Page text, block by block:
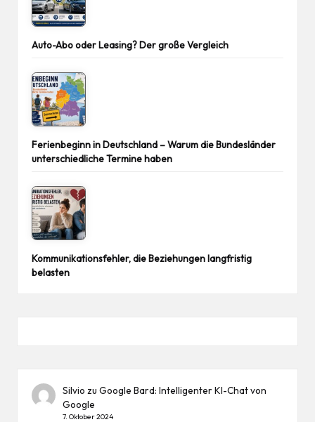
Auto-Abo oder Leasing? Der große Vergleich
Ferienbeginn in Deutschland – Warum die Bundesländer
unterschiedliche Termine haben
Kommunikationsfehler, die Beziehungen langfristig
belasten
Silvio zuGoogle Bard: Intelligenter KI-Chat von
Google
7. Oktober 2024